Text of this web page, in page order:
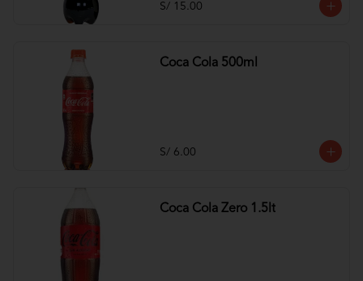
S/ 15.00
Coca Cola 500ml
S/ 6.00
Coca Cola Zero 1.5lt